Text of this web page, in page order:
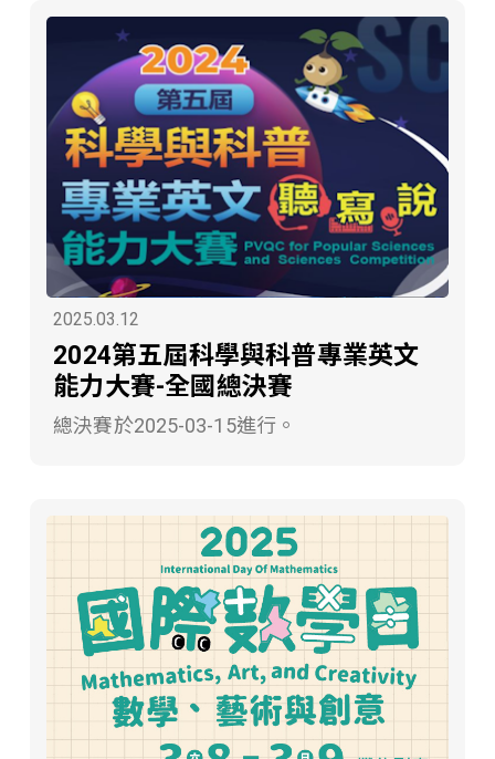
2025.03.12
2024第五屆科學與科普專業英文
能力大賽-全國總決賽
總決賽於2025-03-15進行。